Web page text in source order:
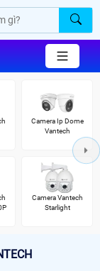
Camera Ip Dome
Vantech
Camera Vantech
Starlight